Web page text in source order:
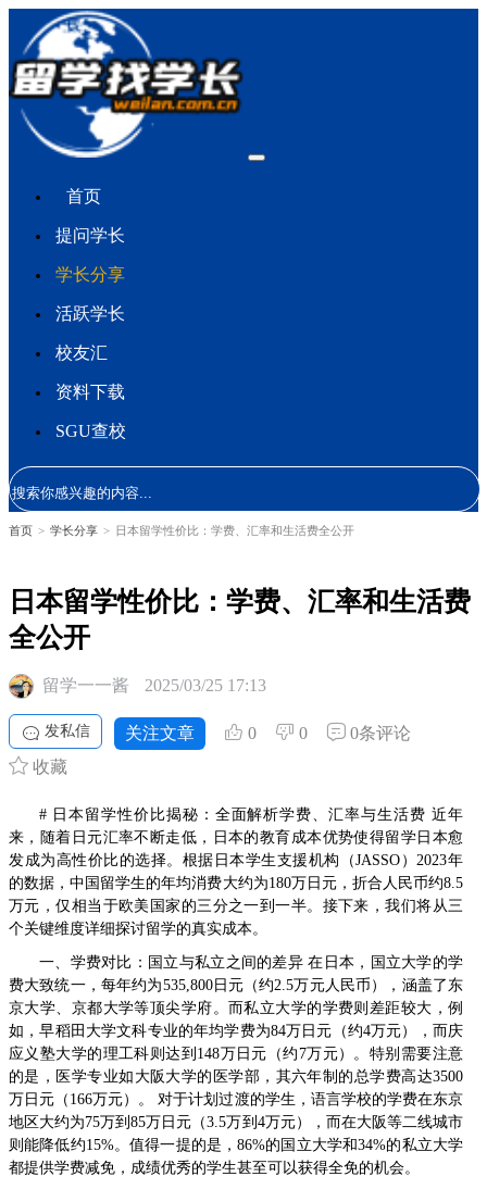
首页
提问学长
学长分享
活跃学长
校友汇
资料下载
SGU查校
首页 > 学长分享 > 日本留学性价比：学费、汇率和生活费全公开
日本留学性价比：学费、汇率和生活费
全公开
留学一一酱 2025/03/25 17:13
发私信 关注文章 0 0
0条评论
收藏
# 日本留学性价比揭秘：全面解析学费、汇率与生活费 近年
来，随着日元汇率不断走低，日本的教育成本优势使得留学日本愈
发成为高性价比的选择。根据日本学生支援机构（JASSO）2023年
的数据，中国留学生的年均消费大约为180万日元，折合人民币约8.5
万元，仅相当于欧美国家的三分之一到一半。接下来，我们将从三
个关键维度详细探讨留学的真实成本。
一、学费对比：国立与私立之间的差异 在日本，国立大学的学
费大致统一，每年约为535,800日元（约2.5万元人民币），涵盖了东
京大学、京都大学等顶尖学府。而私立大学的学费则差距较大，例
如，早稻田大学文科专业的年均学费为84万日元（约4万元），而庆
应义塾大学的理工科则达到148万日元（约7万元）。特别需要注意
的是，医学专业如大阪大学的医学部，其六年制的总学费高达3500
万日元（166万元）。 对于计划过渡的学生，语言学校的学费在东京
地区大约为75万到85万日元（3.5万到4万元），而在大阪等二线城市
则能降低约15%。值得一提的是，86%的国立大学和34%的私立大学
都提供学费减免，成绩优秀的学生甚至可以获得全免的机会。